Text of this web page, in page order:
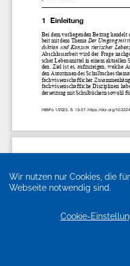
Wir nutzen nur Cookies, die
Webseite notwendig sind.
Cookie-